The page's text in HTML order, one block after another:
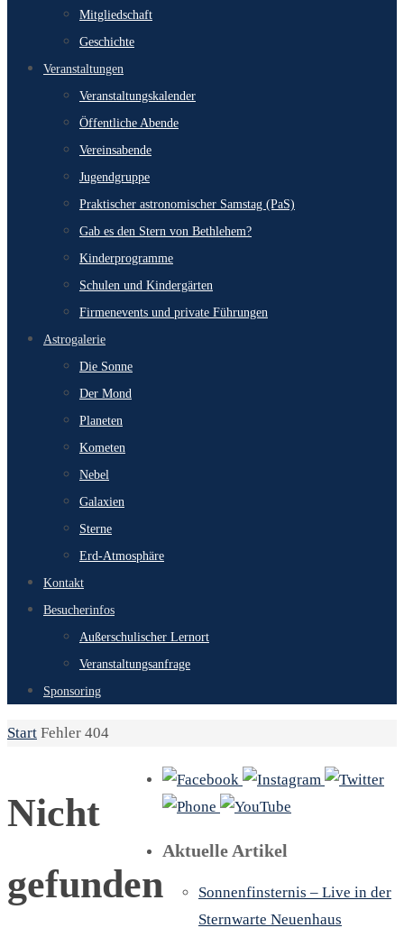
Mitgliedschaft
Geschichte
Veranstaltungen
Veranstaltungskalender
Öffentliche Abende
Vereinsabende
Jugendgruppe
Praktischer astronomischer Samstag (PaS)
Gab es den Stern von Bethlehem?
Kinderprogramme
Schulen und Kindergärten
Firmenevents und private Führungen
Astrogalerie
Die Sonne
Der Mond
Planeten
Kometen
Nebel
Galaxien
Sterne
Erd-Atmosphäre
Kontakt
Besucherinfos
Außerschulischer Lernort
Veranstaltungsanfrage
Sponsoring
Start Fehler 404
Nicht
gefunden
Aktuelle Artikel
Sonnenfinsternis – Live in der
Sternwarte Neuenhaus